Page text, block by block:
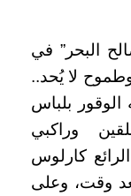
البحر” في
وطموح لا يُحد..
الوقور بلباس
وراكبي
كارلوس
وقت، وعلى